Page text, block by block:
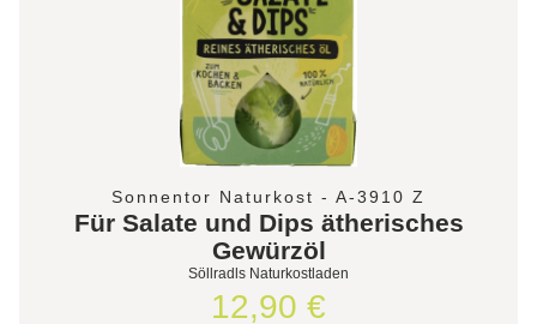
Sonnentor Naturkost - A-3910 Z
Für Salate und Dips ätherisches
Gewürzöl
Söllradls Naturkostladen
12,90 €